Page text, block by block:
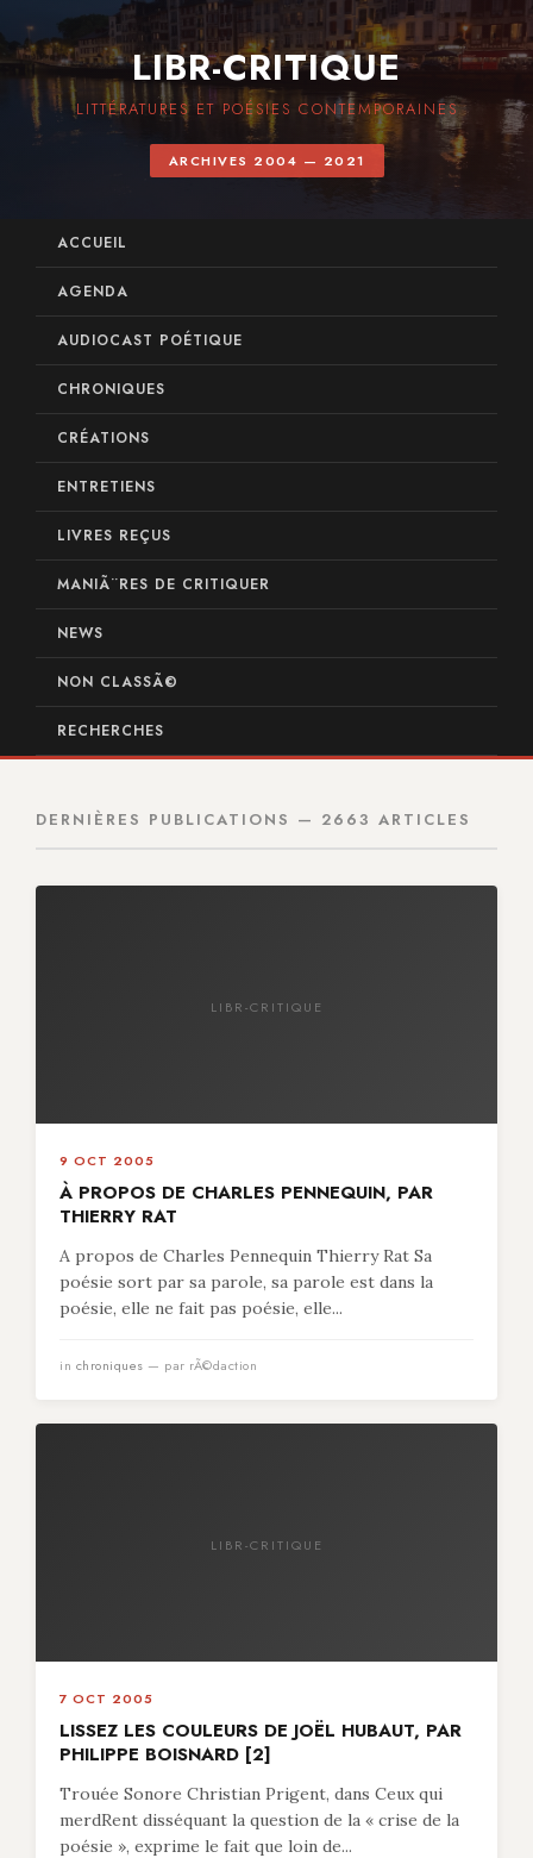
LIBR-CRITIQUE
LITTÉRATURES ET POÉSIES CONTEMPORAINES
ARCHIVES 2004 — 2021
ACCUEIL
AGENDA
AUDIOCAST POÉTIQUE
CHRONIQUES
CRÉATIONS
ENTRETIENS
LIVRES REÇUS
MANIÃ¨RES DE CRITIQUER
NEWS
NON CLASSÃ©
RECHERCHES
DERNIÈRES PUBLICATIONS — 2663 ARTICLES
LIBR-CRITIQUE
9 OCT 2005
À PROPOS DE CHARLES PENNEQUIN, PAR
THIERRY RAT
A propos de Charles Pennequin Thierry Rat Sa
poésie sort par sa parole, sa parole est dans la
poésie, elle ne fait pas poésie, elle...
in chroniques — par rÃ©daction
LIBR-CRITIQUE
7 OCT 2005
LISSEZ LES COULEURS DE JOËL HUBAUT, PAR
PHILIPPE BOISNARD [2]
Trouée Sonore Christian Prigent, dans Ceux qui
merdRent disséquant la question de la « crise de la
poésie », exprime le fait que loin de...